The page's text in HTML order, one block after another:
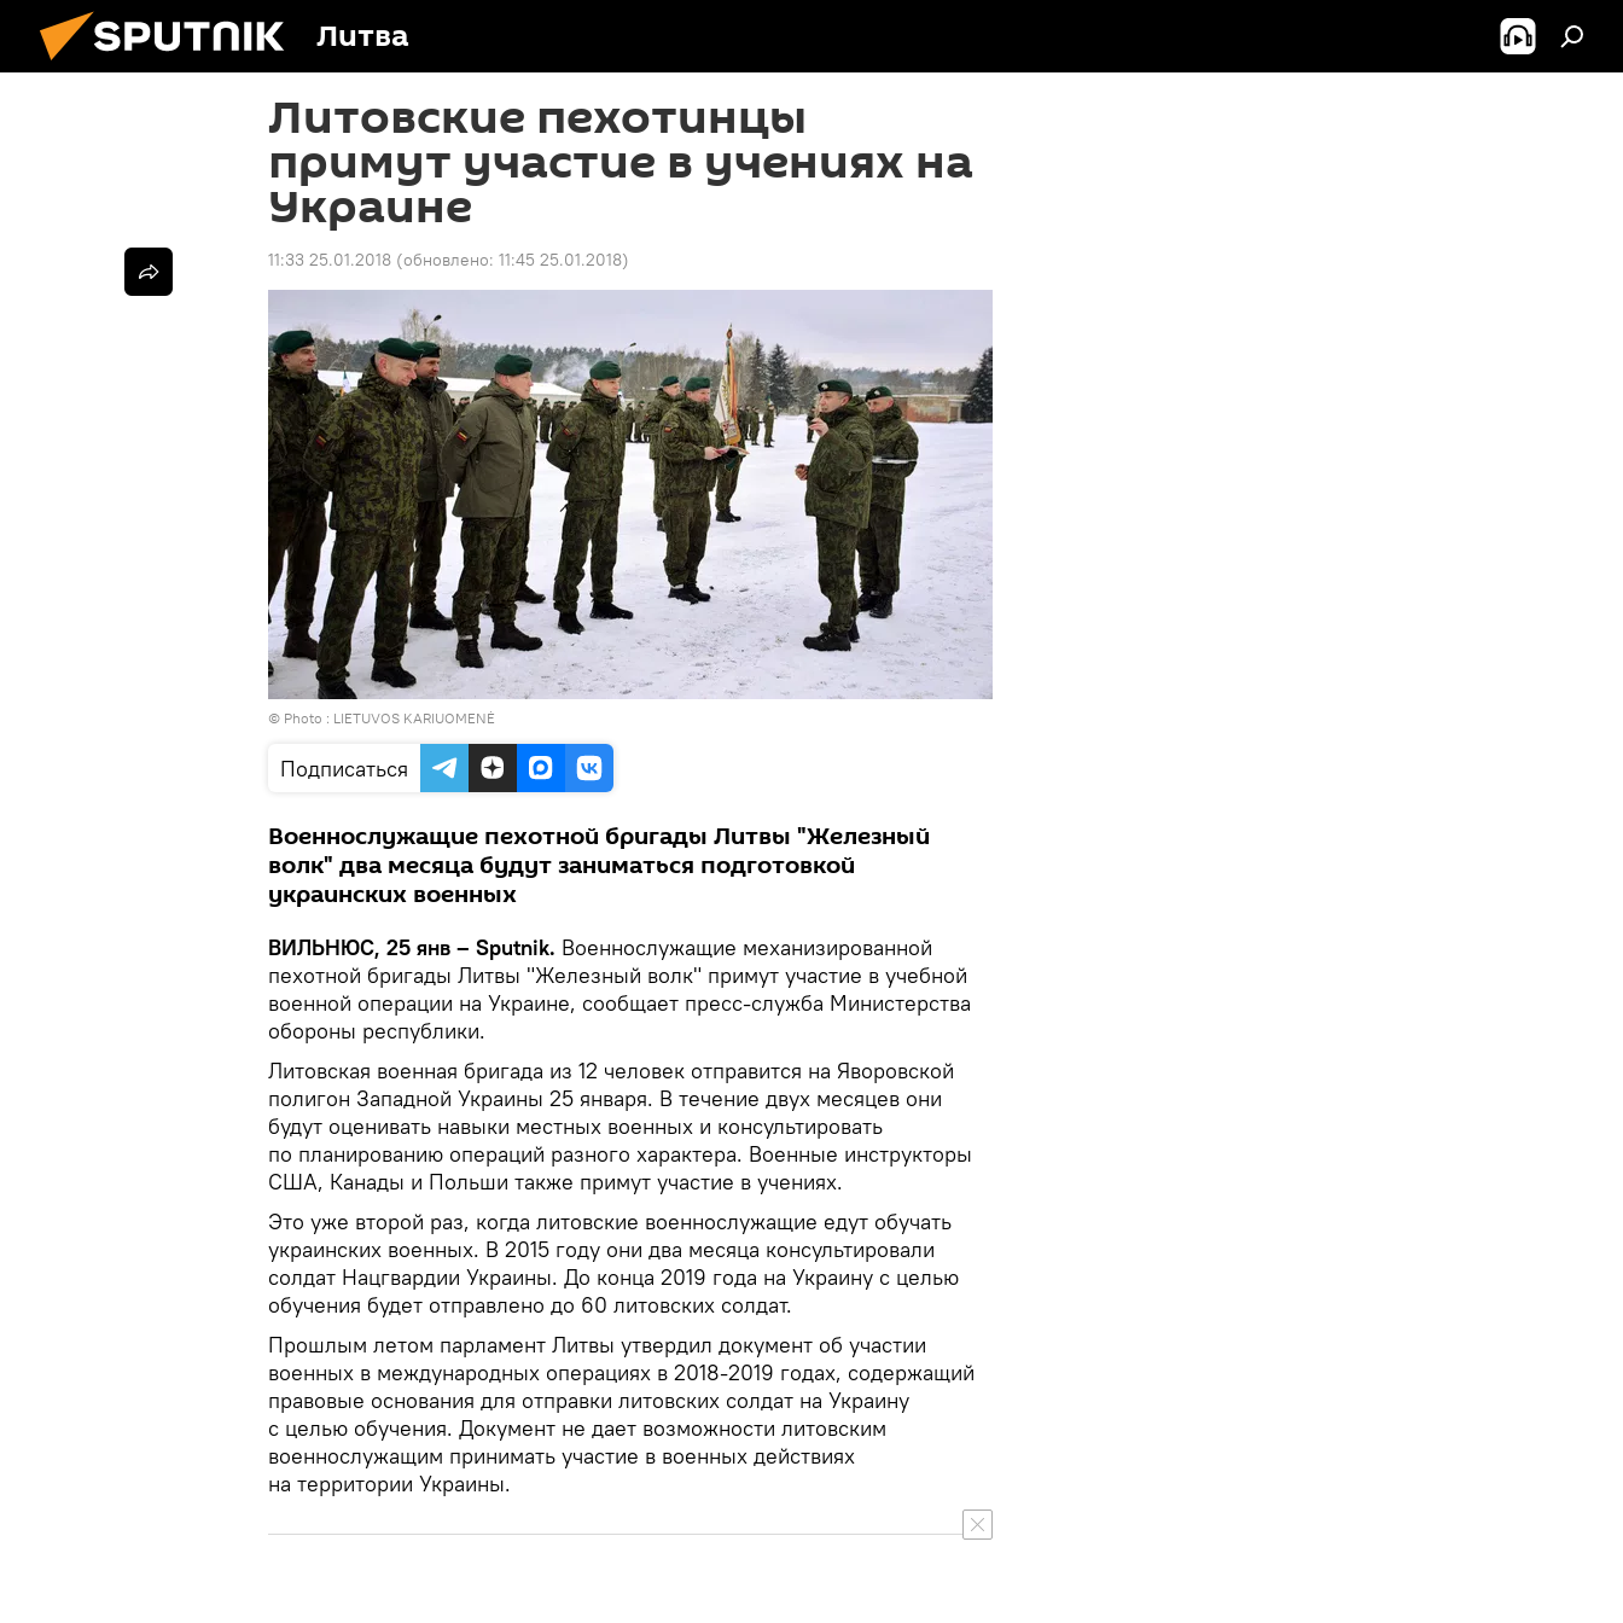
Литва
Литовские пехотинцы
примут участие в учениях на
Украине
11:33 25.01.2018 (обновлено: 11:45 25.01.2018)
© Photo : LIETUVOS KARIUOMENĖ
Подписаться
Военнослужащие пехотной бригады Литвы "Железный
волк" два месяца будут заниматься подготовкой
украинских военных
ВИЛЬНЮС, 25 янв – Sputnik. Военнослужащие механизированной
пехотной бригады Литвы "Железный волк" примут участие в учебной
военной операции на Украине, сообщает пресс-служба Министерства
обороны республики.
Литовская военная бригада из 12 человек отправится на Яворовской
полигон Западной Украины 25 января. В течение двух месяцев они
будут оценивать навыки местных военных и консультировать
по планированию операций разного характера. Военные инструкторы
США, Канады и Польши также примут участие в учениях.
Это уже второй раз, когда литовские военнослужащие едут обучать
украинских военных. В 2015 году они два месяца консультировали
солдат Нацгвардии Украины. До конца 2019 года на Украину с целью
обучения будет отправлено до 60 литовских солдат.
Прошлым летом парламент Литвы утвердил документ об участии
военных в международных операциях в 2018-2019 годах, содержащий
правовые основания для отправки литовских солдат на Украину
с целью обучения. Документ не дает возможности литовским
военнослужащим принимать участие в военных действиях
на территории Украины.